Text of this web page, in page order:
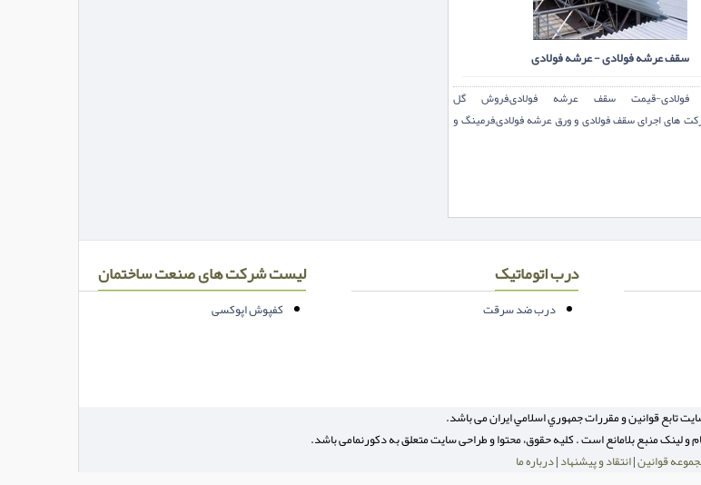
سقف عرشه فولادی - عرشه فولادی
قیمت سقف عرشه فولادی,فروش گل
های اجرای سقف فولادی و ورق عرشه فولادی,فرمینگ و
درب اتوماتیک
درب ضد سرقت
لیست شرکت های صنعت ساختمان
کفپوش اپوکسی
تابع قوانين و مقررات جمهوري اسلامي ايران می باشد.
و لینک منبع بلامانع است . کلیه حقوق، محتوا و طراحی سایت متعلق به دکورنمامی باشد.
قوانین|انتقاد و پیشنهاد|درباره ما